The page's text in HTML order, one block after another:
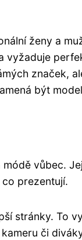
ženy a
značek,
být
vůbec.
prezentují.
stránky. To
či